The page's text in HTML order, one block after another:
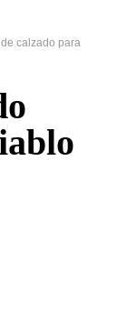
calzado para